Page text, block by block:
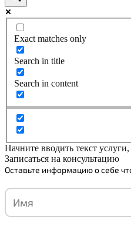
Exact matches only
Search in title
Search in content
Начните вводить текст
Записаться на консультацию
Оставьте информацию о себе